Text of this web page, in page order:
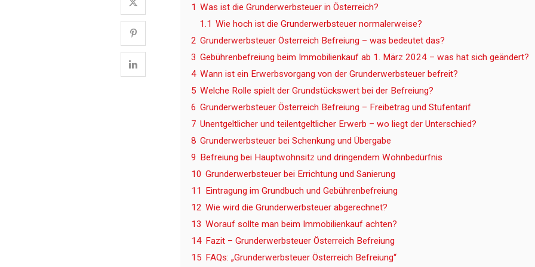
1 Was ist die Grunderwerbsteuer in Österreich?
1.1 Wie hoch ist die Grunderwerbsteuer normalerweise?
2 Grunderwerbsteuer Österreich Befreiung – was bedeutet das?
3 Gebührenbefreiung beim Immobilienkauf ab 1. März 2024 – was hat sich geändert?
4 Wann ist ein Erwerbsvorgang von der Grunderwerbsteuer befreit?
5 Welche Rolle spielt der Grundstückswert bei der Befreiung?
6 Grunderwerbsteuer Österreich Befreiung – Freibetrag und Stufentarif
7 Unentgeltlicher und teilentgeltlicher Erwerb – wo liegt der Unterschied?
8 Grunderwerbsteuer bei Schenkung und Übergabe
9 Befreiung bei Hauptwohnsitz und dringendem Wohnbedürfnis
10 Grunderwerbsteuer bei Errichtung und Sanierung
11 Eintragung im Grundbuch und Gebührenbefreiung
12 Wie wird die Grunderwerbsteuer abgerechnet?
13 Worauf sollte man beim Immobilienkauf achten?
14 Fazit – Grunderwerbsteuer Österreich Befreiung
15 FAQs: „Grunderwerbsteuer Österreich Befreiung“